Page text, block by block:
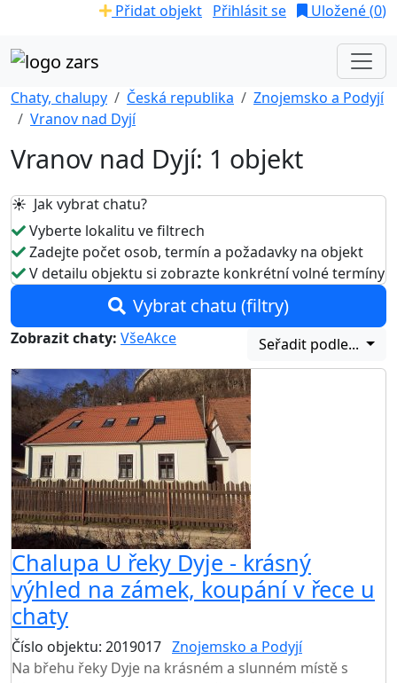
Přidat objekt Přihlásit se Uložené (0)
Chaty, chalupy Česká republika
Znojemsko a Podyjí
Vranov nad Dyjí
Vranov nad Dyjí: 1 objekt
☀️ Jak vybrat chatu?
Vyberte lokalitu ve filtrech
Zadejte počet osob, termín a požadavky na objekt
V detailu objektu si zobrazte konkrétní volné termíny
Vybrat chatu (filtry)
Zobrazit chaty: VšeAkce Seřadit podle...
Chalupa U řeky Dyje - krásný
výhled na zámek, koupání v řece u
chaty
Číslo objektu: 2019017 Znojemsko a Podyjí
Na břehu řeky Dyje na krásném a slunném místě s